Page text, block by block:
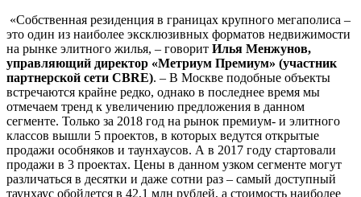
«Собственная резиденция в границах крупного мегаполиса –
это один из наиболее эксклюзивных форматов недвижимости
на рынке элитного жилья, – говорит Илья Менжунов,
управляющий директор «Метриум Премиум» (участник
партнерской сети CBRE). – В Москве подобные объекты
встречаются крайне редко, однако в последнее время мы
отмечаем тренд к увеличению предложения в данном
сегменте. Только за 2018 год на рынок премиум- и элитного
классов вышли 5 проектов, в которых ведутся открытые
продажи особняков и таунхаусов. А в 2017 году стартовали
продажи в 3 проектах. Цены в данном узком сегменте могут
различаться в десятки и даже сотни раз – самый доступный
таунхаус обойдется в 42,1 млн рублей, а стоимость наиболее